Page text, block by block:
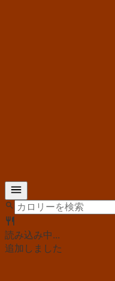
読み込み中...
追加しました